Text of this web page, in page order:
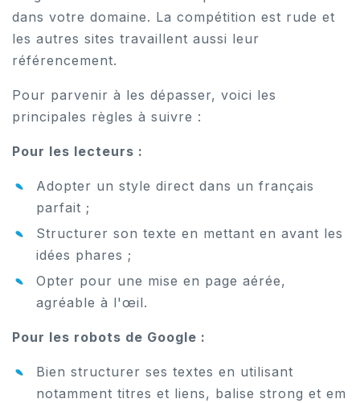
dans votre domaine. La compétition est rude et
les autres sites travaillent aussi leur
référencement.
Pour parvenir à les dépasser, voici les
principales règles à suivre :
Pour les lecteurs :
Adopter un style direct dans un français
parfait ;
Structurer son texte en mettant en avant les
idées phares ;
Opter pour une mise en page aérée,
agréable à l'œil.
Pour les robots de Google :
Bien structurer ses textes en utilisant
notamment titres et liens, balise strong et em